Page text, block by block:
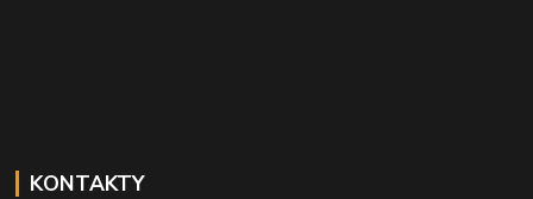
KONTAKTY